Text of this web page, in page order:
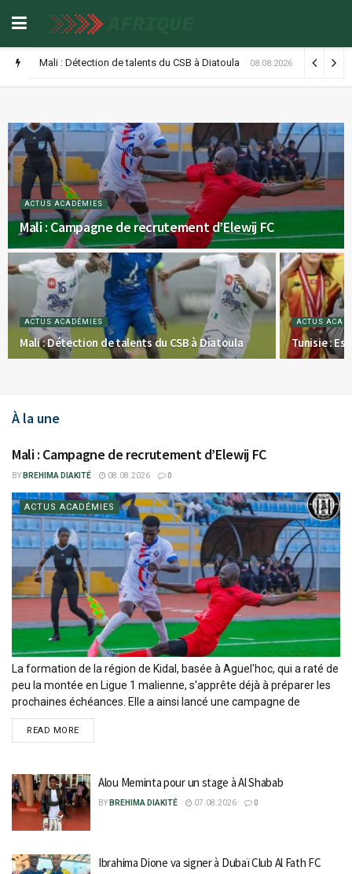
Mali : Détection de talents du CSB à Diatoula 08.08.2026
ACTUS ACADÉMIES
Mali : Campagne de recrutement d’Elewij FC
ACTUS ACADÉMIES
Mali : Détection de talents du CSB à Diatoula
ACTUS
Tunisie :
À la une
Mali : Campagne de recrutement d’Elewij FC
BY BREHIMA DIAKITÉ 08.08.2026 0
ACTUS ACADÉMIES
La formation de la région de Kidal, basée à Aguel'hoc, qui a raté de
peu la montée en Ligue 1 malienne, s'apprête déjà à préparer les
prochaines échéances. Elle a ainsi lancé une campagne de
recrutement de jeunes talents à...
READ MORE
Alou Meminta pour un stage à Al Shabab
BY BREHIMA DIAKITÉ 07.08.2026 0
Ibrahima Dione va signer à Dubaï Club Al Fath FC